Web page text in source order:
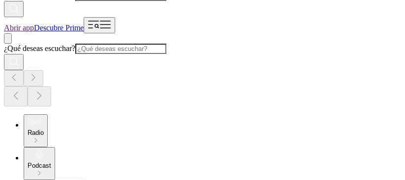
Abrir appDescubre Prime
¿Qué deseas escuchar?
Radio
Podcast